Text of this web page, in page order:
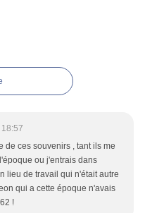
de ces souvenirs , tant ils me
ou j'entrais dans
lieu de travail qui n'était autre
qui a cette époque n'avais
!